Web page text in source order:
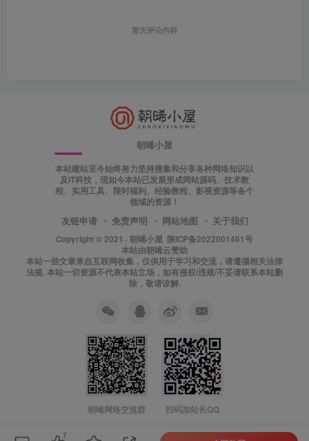
暂无评论内容
朝晞小屋
本站建站至今始终努力坚持搜集和分享各种网络知识以
及IT科技，现如今本站已发展形成网站源码、技术教
程、实用工具、限时福利、经验教程、影视资源等各个
领域的资源！
友链申请 免责声明 网站地图 关于我们
Copyright © 2021 · 朝晞小屋 陕ICP备2022001461号
本站由朝晞云赞助
本站一些文章来自互联网收集，仅供用于学习和交流，请遵循相关法律
法规. 本站一切资源不代表本站立场，如有侵权/违规/不妥请联系本站删
除，敬请谅解.
朝晞网络交流群 扫码加站长QQ
7